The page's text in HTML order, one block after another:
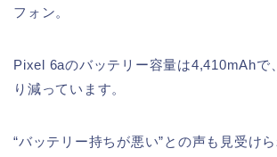
フォン。
Pixel 6aのバッテリー容量は4,410mAhで
り減っています。
“バッテリー持ちが悪い”との声も見受け